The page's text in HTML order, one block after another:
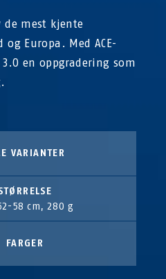
de mest kjente
Europa. Med ACE-
en oppgradering som
VARIANTER
58 cm, 280 g
FARGER